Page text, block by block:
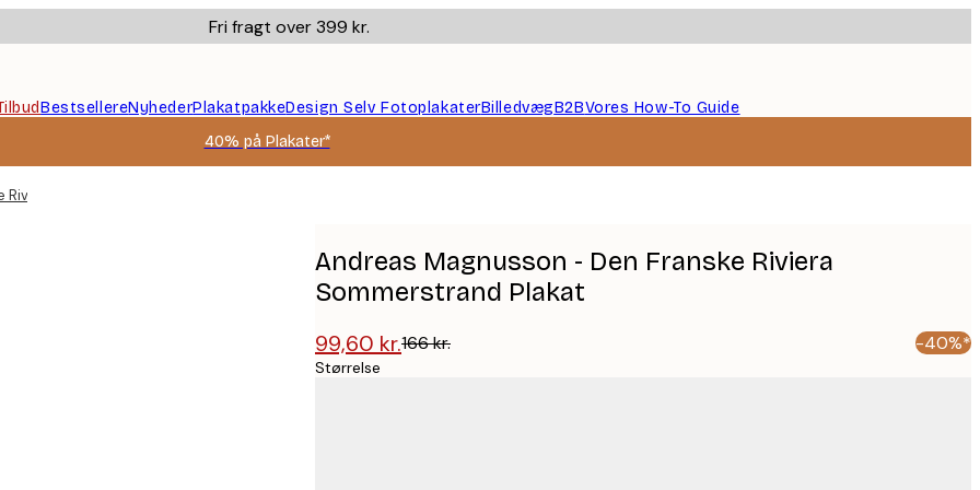
Fri fragt over 399 kr.
BestsellereNyhederPlakatpakkeDesign Selv FotoplakaterBilledvægB2BVores How-To Guide
40% på Plakater*
Sommerstrand Plakat
Andreas Magnusson - Den Franske Riviera
Sommerstrand Plakat
99,60 kr.166 kr. -40%*
Størrelse